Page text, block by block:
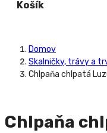
Košík
Domov
Skalničky, trávy a
Chlpaňa chlpatá
Chlpaňa